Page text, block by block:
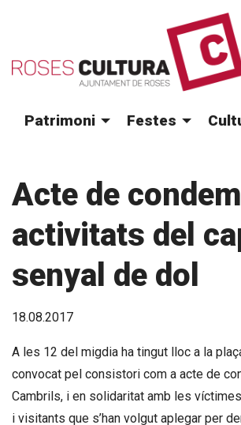
Patrimoni Festes
Acte de
activitats del
senyal de dol
18.08.2017
A les 12 del migdia ha tingut lloc a la
convocat pel consistori com a acte de
Cambrils, i en solidaritat amb les
i visitants que s’han volgut aplegar per